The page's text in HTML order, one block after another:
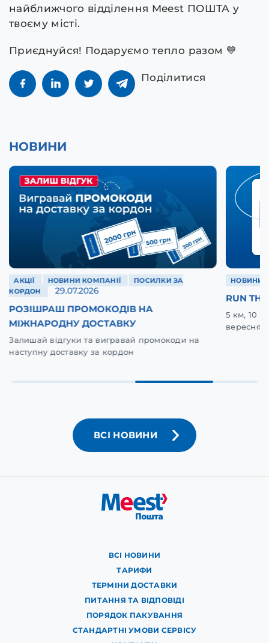
найближчого відділення Meest ПОШТА у
твоєму місті.
Приєднуйся! Подаруємо тепло разом 💙
Поділитися
НОВИНИ
АКЦІЇ НОВИНИ КОМПАНІЇ
ПОСИЛКИ ЗА
КОРДОН
29.07.2026
РОЗІШРАШ ПРОМОКОДІВ НА
МІЖНАРОДНУ ДОСТАВКУ
Залишай відгуки та вигравай промокоди на
наступну доставку за кордон
НОВИНИ
RUN
5 км, 10
вересня
ВСІ НОВИНИ
ВСІ НОВИНИ
ТАРИФИ
ТЕРМІНИ ДОСТАВКИ
ПИТАННЯ ТА ВІДПОВІДІ
ПОРЯДОК ПАКУВАННЯ
СТАНДАРТНІ УМОВИ СЕРВІСУ